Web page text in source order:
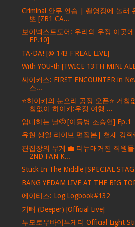
Criminal 안무 연습 | 촬영장에 놀러
뽀 [ZB1 CA...
보이넥스트도어: 우리의 우정 이곳에
EP.10]
TA-DA! [@ 143 F'REAL LIVE]
With YOU-th [TWICE 13TH MINI
싸이커스: FIRST ENCOUNTER in
스...
⭐하이키의 눈오리 공장 오픈⭐ 거침
침없이 하이키:우정 여행 ...
입대하는 날🫡 [이등병 조승연] Ep.1
유현 생일 라이브 편집본| 천재 강
편집장의 무게 💼 더뉴매거진 직원
2ND FAN K...
Stuck In The Middle [SPECIAL
BANG YEDAM LIVE AT THE BIG
에이티즈: Log Logbook#132
기뻐 (Deeper) [Official Live]
투모로우바이투게더 Official Light